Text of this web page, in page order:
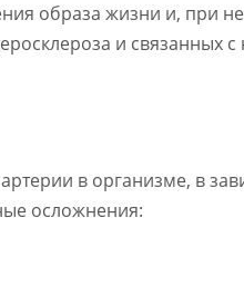
образа жизни и, при
и связанных
в организме, в
осложнения: